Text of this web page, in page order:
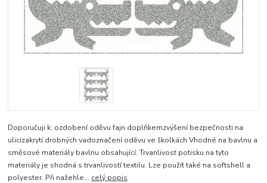
Doporučuji k: ozdobení oděvu fajn doplňkemzvýšení bezpečnosti na
ulicizakrytí drobných vadoznačení oděvu ve školkách Vhodné na bavlnu a
směsové materiály bavlnu obsahující. Trvanlivost potisku na tyto
materiály je shodná s trvanlivostí textilu. Lze použít také na softshell a
polyester. Při nažehle... celý popis